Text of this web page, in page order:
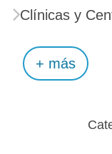
Clínicas y
+ más